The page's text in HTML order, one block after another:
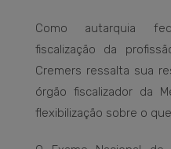
Como autarquia
fiscalização da
Cremers ressalta sua
órgão fiscalizador da
flexibilização sobre o